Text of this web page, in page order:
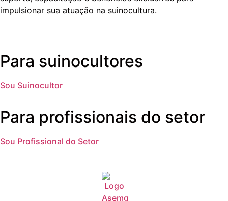
impulsionar sua atuação na suinocultura.
Para suinocultores
Sou Suinocultor
Para profissionais do setor
Sou Profissional do Setor